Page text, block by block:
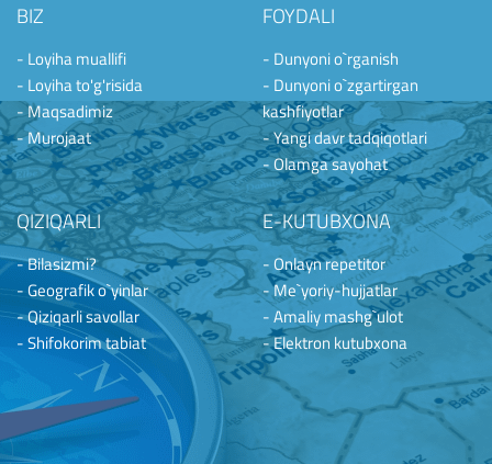
BIZ
- Loyiha muallifi
- Loyiha to'g'risida
- Maqsadimiz
- Murojaat
FOYDALI
- Dunyoni o`rganish
- Dunyoni o`zgartirgan
kashfiyotlar
- Yangi davr tadqiqotlari
- Olamga sayohat
QIZIQARLI
- Bilasizmi?
- Geografik o`yinlar
- Qiziqarli savollar
- Shifokorim tabiat
E-KUTUBXONA
- Onlayn repetitor
- Me`yoriy-hujjatlar
- Amaliy mashg`ulot
- Elektron kutubxona